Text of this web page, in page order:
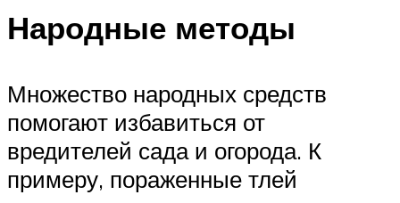
Народные методы
Множество народных средств
помогают избавиться от
вредителей сада и огорода. К
примеру, пораженные тлей